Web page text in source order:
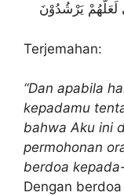
لَعَلَّهُمْ يَرْشُدُوْنَ
Terjemahan:
“Dan apabila
kepadamu
bahwa Aku ini
permohonan
berdoa
Dengan